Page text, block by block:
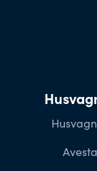
Avesta